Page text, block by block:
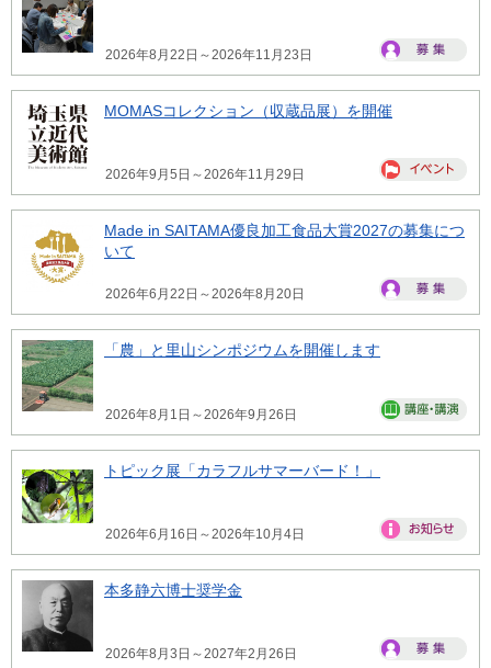
2026年8月22日～2026年11月23日
MOMASコレクション（収蔵品展）を開催
2026年9月5日～2026年11月29日
Made in SAITAMA優良加工食品大賞2027の募集につ
いて
2026年6月22日～2026年8月20日
「農」と里山シンポジウムを開催します
2026年8月1日～2026年9月26日
トピック展「カラフルサマーバード！」
2026年6月16日～2026年10月4日
本多静六博士奨学金
2026年8月3日～2027年2月26日